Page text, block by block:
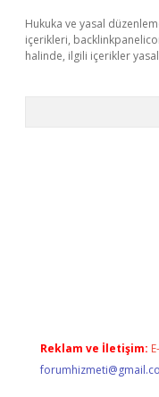
Hukuka ve yasal
içerikleri,
halinde, ilgili içerikler
Reklam ve İletişim: